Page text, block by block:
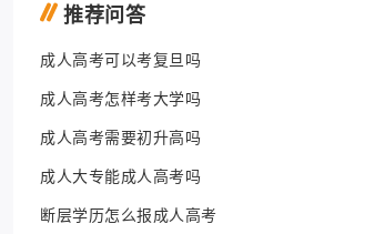
推荐问答
成人高考可以考复旦吗
成人高考怎样考大学吗
成人高考需要初升高吗
成人大专能成人高考吗
断层学历怎么报成人高考